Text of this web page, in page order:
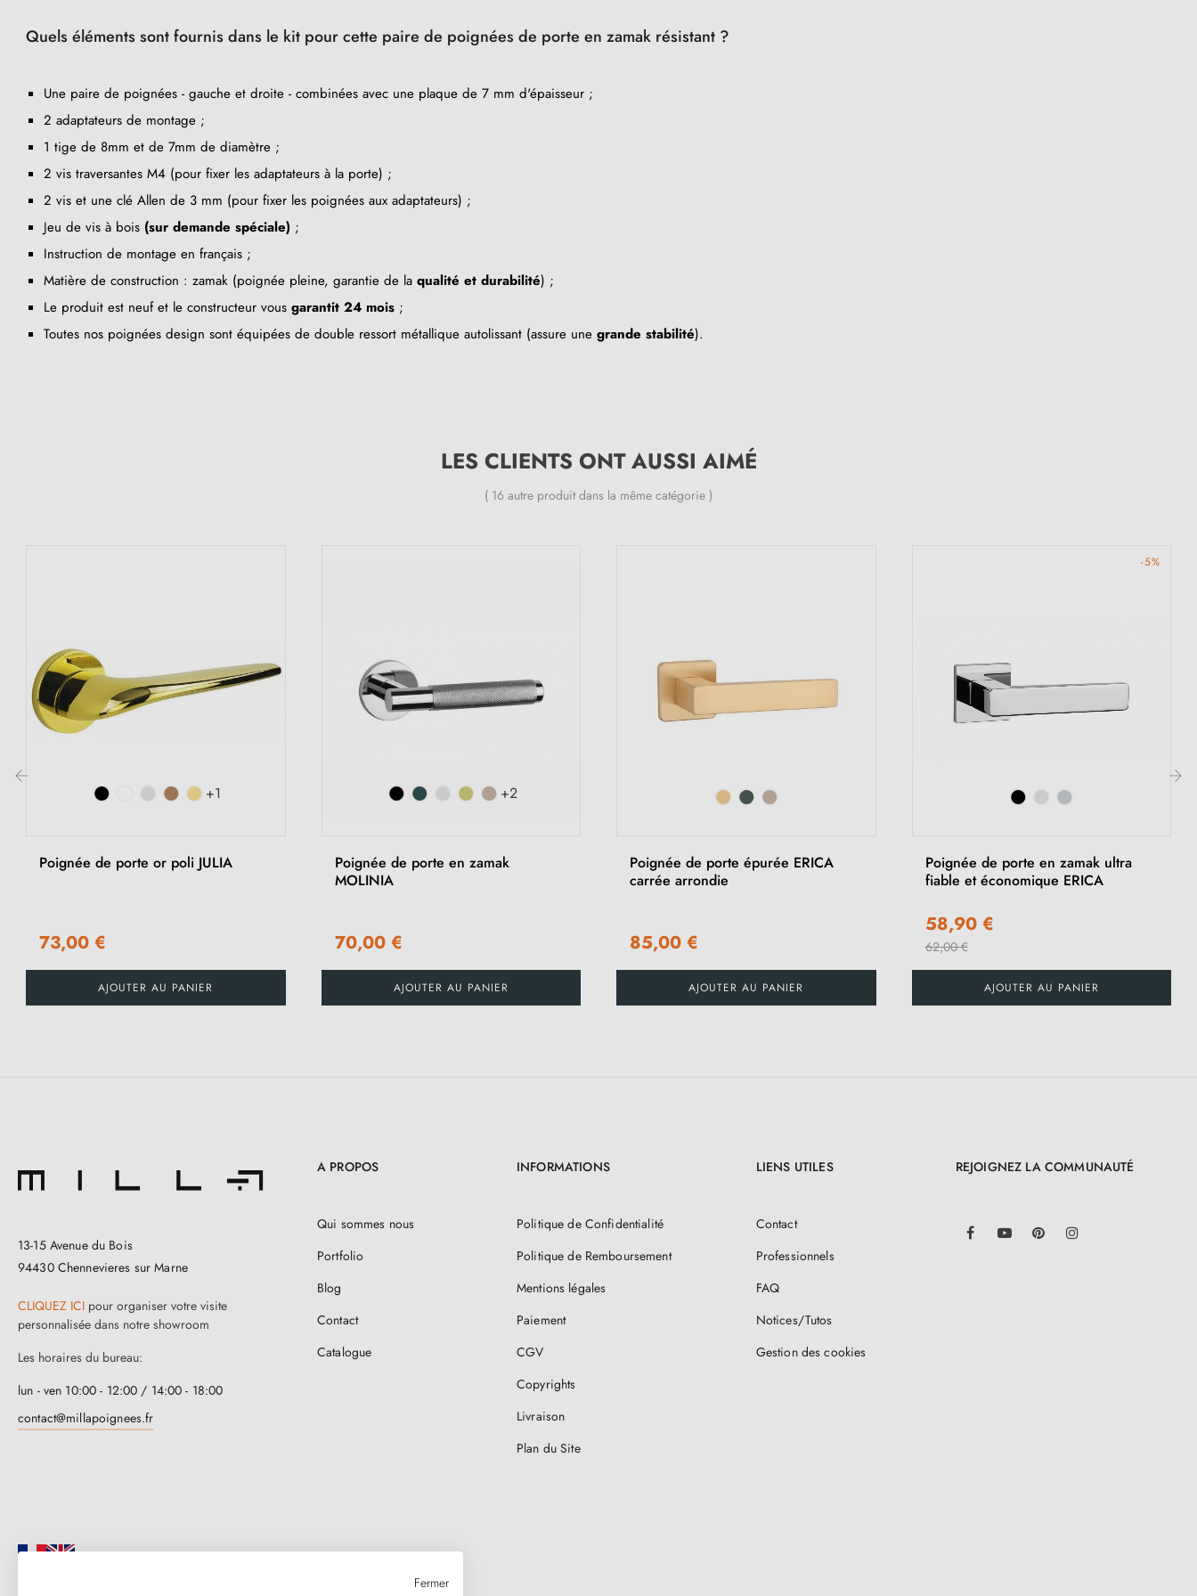
Quels éléments sont fournis dans le kit pour cette paire de poignées de porte en zamak résistant ?
Une paire de poignées - gauche et droite - combinées avec une plaque de 7 mm d'épaisseur ;
2 adaptateurs de montage ;
1 tige de 8mm et de 7mm de diamètre ;
2 vis traversantes M4 (pour fixer les adaptateurs à la porte) ;
2 vis et une clé Allen de 3 mm (pour fixer les poignées aux adaptateurs) ;
Jeu de vis à bois (sur demande spéciale) ;
Instruction de montage en français ;
Matière de construction : zamak (poignée pleine, garantie de la qualité et durabilité) ;
Le produit est neuf et le constructeur vous garantit 24 mois ;
Toutes nos poignées design sont équipées de double ressort métallique autolissant (assure une grande stabilité).
LES CLIENTS ONT AUSSI AIMÉ
( 16 autre produit dans la même catégorie )
+1
Poignée de porte or poli JULIA
73,00 €
AJOUTER AU PANIER
+2
Poignée de porte en zamak
MOLINIA
70,00 €
AJOUTER AU PANIER
Poignée de porte épurée ERICA
carrée arrondie
85,00 €
AJOUTER AU PANIER
Poignée de porte en zamak ultra
fiable et économique ERICA
62,00 €
-5%
58,90 €
AJOUTER AU PANIER
13-15 Avenue du Bois
94430 Chennevieres sur Marne
CLIQUEZ ICI pour organiser votre visite
personnalisée dans notre showroom
Les horaires du bureau:
lun - ven 10:00 - 12:00 / 14:00 - 18:00
contact@millapoignees.fr
A PROPOS
Qui sommes nous
Portfolio
Blog
Contact
Catalogue
INFORMATIONS
Politique de Confidentialité
Politique de Remboursement
Mentions légales
Paiement
CGV
Copyrights
Livraison
Plan du Site
LIENS UTILES
Contact
Professionnels
FAQ
Notices/Tutos
Gestion des cookies
REJOIGNEZ LA COMMUNAUTÉ
FacebookYouTube Pinterest
Fermer